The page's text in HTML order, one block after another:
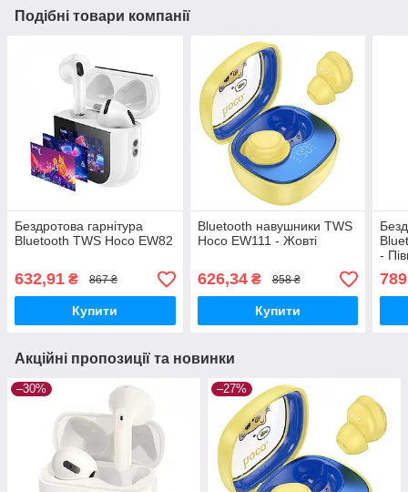
Подібні товари компанії
Бездротова гарнітура
Bluetooth TWS Hoco EW82
632,91 ₴ 867 ₴
Купити
Bluetooth навушники TWS
Hoco EW111 - Жовті
626,34₴ 858 ₴
Купити
-
Акційні пропозиції та новинки
–30% –27%